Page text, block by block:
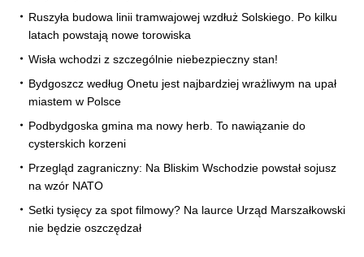
Ruszyła budowa linii tramwajowej wzdłuż Solskiego. Po kilku
latach powstają nowe torowiska
Wisła wchodzi z szczególnie niebezpieczny stan!
Bydgoszcz według Onetu jest najbardziej wrażliwym na upał
miastem w Polsce
Podbydgoska gmina ma nowy herb. To nawiązanie do
cysterskich korzeni
Przegląd zagraniczny: Na Bliskim Wschodzie powstał sojusz
na wzór NATO
Setki tysięcy za spot filmowy? Na laurce Urząd Marszałkowski
nie będzie oszczędzał